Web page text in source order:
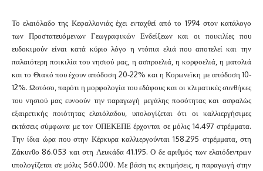
Το ελαιόλαδο της Κεφαλλονιάς έχει ενταχθεί από το 1994 στον κατάλογο
των Προστατευόμενων Γεωγραφικών Ενδείξεων και οι ποικιλίες που
ευδοκιμούν είναι κατά κύριο λόγο η ντόπια ελιά που αποτελεί και την
παλαιότερη ποικιλία του νησιού μας, η ασπροελιά, η κορφοελιά, η ματολιά
και το Θιακό που έχουν απόδοση 20-22% και η Κορωνεϊκη με απόδοση 10-
12%. Ωστόσο, παρότι η μορφολογία του εδάφους και οι κλιματικές συνθήκες
του νησιού μας ευνοούν την παραγωγή μεγάλης ποσότητας και ασφαλώς
εξαιρετικής ποιότητας ελαιόλαδου, υπολογίζεται ότι οι καλλιεργήσιμες
εκτάσεις σύμφωνα με τον ΟΠΕΚΕΠΕ έρχονται σε μόλις 14.497 στρέμματα.
Την ίδια ώρα που στην Κέρκυρα καλλιεργούνται 158.295 στρέμματα, στη
Ζάκυνθο 86.053 και στη Λευκάδα 41.195. Ο δε αριθμός των ελαιόδεντρων
υπολογίζεται σε μόλις 560.000. Με βάση τις εκτιμήσεις, η παραγωγή στην